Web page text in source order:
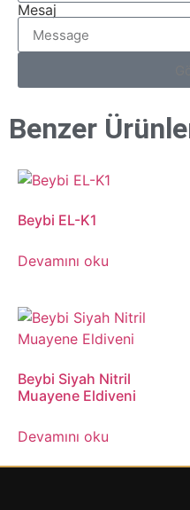
Mesaj
Benzer
Beybi EL-K1
Devamını oku
Beybi Siyah Nitril
Muayene Eldiveni
Devamını oku